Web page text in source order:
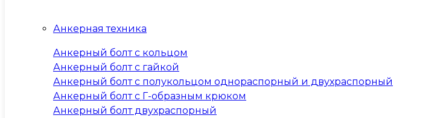
Анкерная техника
Анкерный болт с кольцом
Анкерный болт с гайкой
Анкерный болт с полукольцом однораспорный и двухраспорный
Анкерный болт с Г-образным крюком
Анкерный болт двухраспорный